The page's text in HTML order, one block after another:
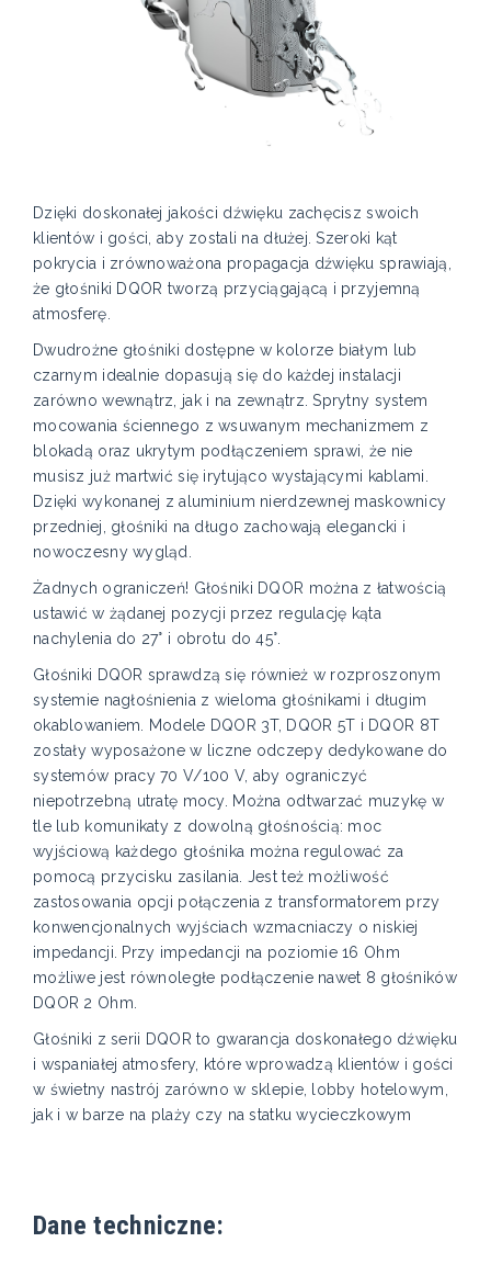
Dzięki doskonałej jakości dźwięku zachęcisz swoich
klientów i gości, aby zostali na dłużej. Szeroki kąt
pokrycia i zrównoważona propagacja dźwięku sprawiają,
że głośniki DQOR tworzą przyciągającą i przyjemną
atmosferę.
Dwudrożne głośniki dostępne w kolorze białym lub
czarnym idealnie dopasują się do każdej instalacji
zarówno wewnątrz, jak i na zewnątrz. Sprytny system
mocowania ściennego z wsuwanym mechanizmem z
blokadą oraz ukrytym podłączeniem sprawi, że nie
musisz już martwić się irytująco wystającymi kablami.
Dzięki wykonanej z aluminium nierdzewnej maskownicy
przedniej, głośniki na długo zachowają elegancki i
nowoczesny wygląd.
Żadnych ograniczeń! Głośniki DQOR można z łatwością
ustawić w żądanej pozycji przez regulację kąta
nachylenia do 27° i obrotu do 45°.
Głośniki DQOR sprawdzą się również w rozproszonym
systemie nagłośnienia z wieloma głośnikami i długim
okablowaniem. Modele DQOR 3T, DQOR 5T i DQOR 8T
zostały wyposażone w liczne odczepy dedykowane do
systemów pracy 70 V/100 V, aby ograniczyć
niepotrzebną utratę mocy. Można odtwarzać muzykę w
tle lub komunikaty z dowolną głośnością: moc
wyjściową każdego głośnika można regulować za
pomocą przycisku zasilania. Jest też możliwość
zastosowania opcji połączenia z transformatorem przy
konwencjonalnych wyjściach wzmacniaczy o niskiej
impedancji. Przy impedancji na poziomie 16 Ohm
możliwe jest równoległe podłączenie nawet 8 głośników
DQOR 2 Ohm.
Głośniki z serii DQOR to gwarancja doskonałego dźwięku
i wspaniałej atmosfery, które wprowadzą klientów i gości
w świetny nastrój zarówno w sklepie, lobby hotelowym,
jak i w barze na plaży czy na statku wycieczkowym
Dane techniczne: